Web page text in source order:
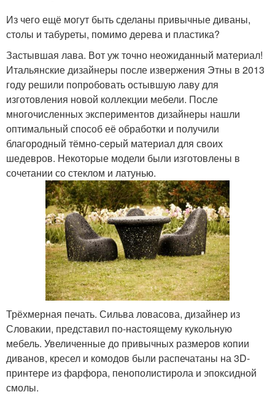
Из чего ещё могут быть сделаны привычные диваны,
столы и табуреты, помимо дерева и пластика?
Застывшая лава. Вот уж точно неожиданный материал!
Итальянские дизайнеры после извержения Этны в 2013
году решили попробовать остывшую лаву для
изготовления новой коллекции мебели. После
многочисленных экспериментов дизайнеры нашли
оптимальный способ её обработки и получили
благородный тёмно-серый материал для своих
шедевров. Некоторые модели были изготовлены в
сочетании со стеклом и латунью.
Трёхмерная печать. Сильва ловасова, дизайнер из
Словакии, представил по-настоящему кукольную
мебель. Увеличенные до привычных размеров копии
диванов, кресел и комодов были распечатаны на 3D-
принтере из фарфора, пенополистирола и эпоксидной
смолы.